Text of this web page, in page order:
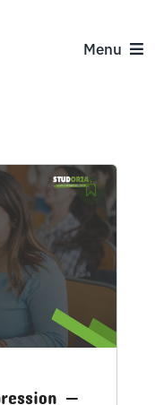
Menu
—